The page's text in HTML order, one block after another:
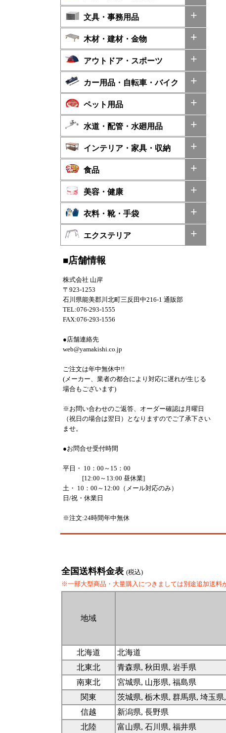
文具・事務用品
木材・建材・金物
アウトドア・スポーツ
カー用品・自転車・バイク
ペット用品
水道・配管・水廻用品
インテリア・家具・収納
食品
美容・健康
衣料・靴・手袋
エクステリア
■店舗情報
株式会社 山岸
〒923-1253
石川県能美郡川北町三反田中216-1 通販部
TEL:076-293-1555
FAX:076-293-1556
●店舗連絡先
web@yamakishi.co.jp
ご注文は年中無休中!!
(メーカー、業者の都合により対応に遅れが生じる
場合もございます)
※お問い合わせのご返答、オーダー確認は月曜日
（祝日の場合は翌日）となりますのでご了承下さい
ませ。
●お問合せ受付時間
平日・ 10：00～15：00
[12:00～13:00 昼休業]
土・ 10：00～12:00（メール対応のみ）
日/祝・休業日
※注文:24時間年中無休
全国送料料金表 (税込)
※一部大型商品・大量購入につきましては別途追加送料
地域
北海道 北海道
北東北
青森県, 秋田県, 岩手県
南東北
宮城県, 山形県, 福島県
関東
茨城県, 栃木県, 群馬県, 埼玉
信越
新潟県, 長野県
北陸
富山県, 石川県, 福井県